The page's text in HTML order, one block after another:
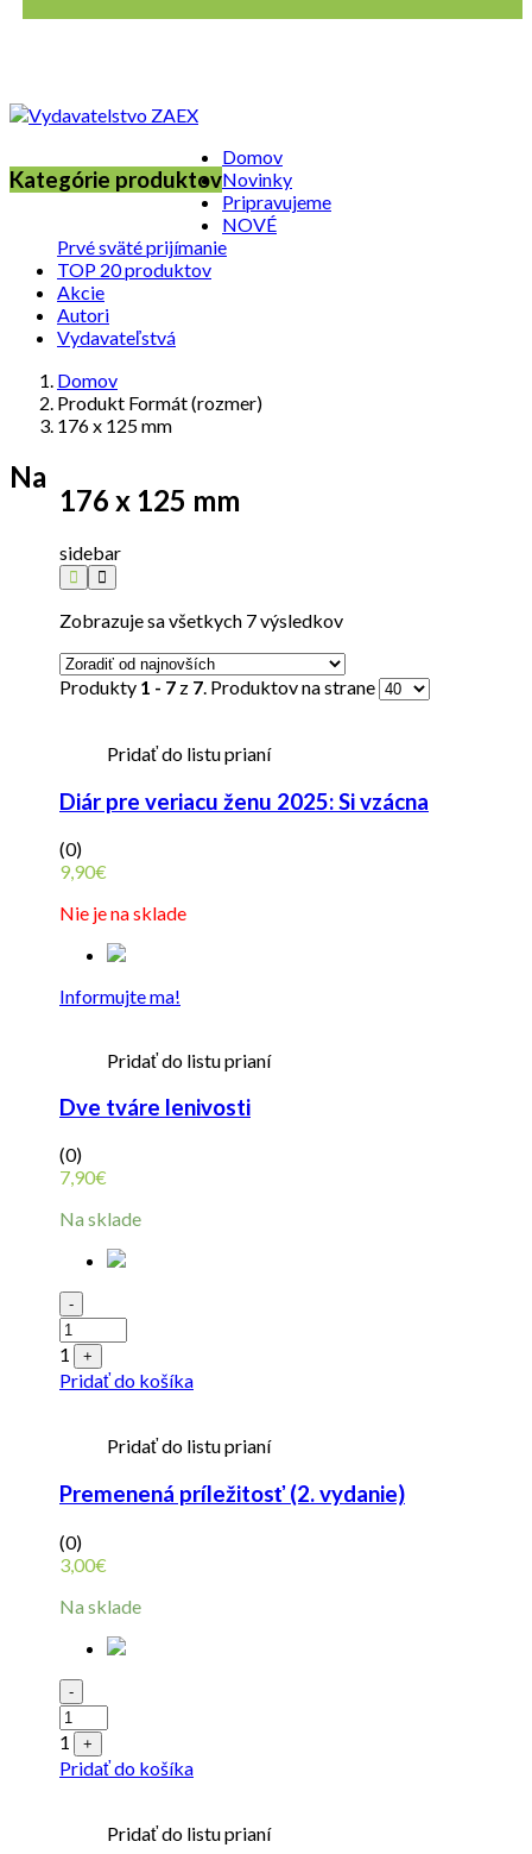
Kategórie produktov
Domov
Novinky
Pripravujeme
NOVÉ
Prvé sväté prijímanie
TOP 20 produktov
Akcie
Autori
Vydavateľstvá
Domov
Produkt Formát (rozmer)
176 x 125 mm
176 x 125 mm
sidebar
Zobrazuje sa všetkych 7 výsledkov
Produkty 1 - 7 z 7. Produktov na strane
Pridať do listu prianí
Diár pre veriacu ženu 2025: Si vzácna
(0)
9,90€
Nie je na sklade
Informujte ma!
Pridať do listu prianí
Dve tváre lenivosti
(0)
7,90€
Na sklade
Quantity
-
1 +
Pridať do košíka
Pridať do listu prianí
Premenená príležitosť (2. vydanie)
(0)
3,00€
Na sklade
Quantity
-
1 +
Pridať do košíka
Pridať do listu prianí
Na